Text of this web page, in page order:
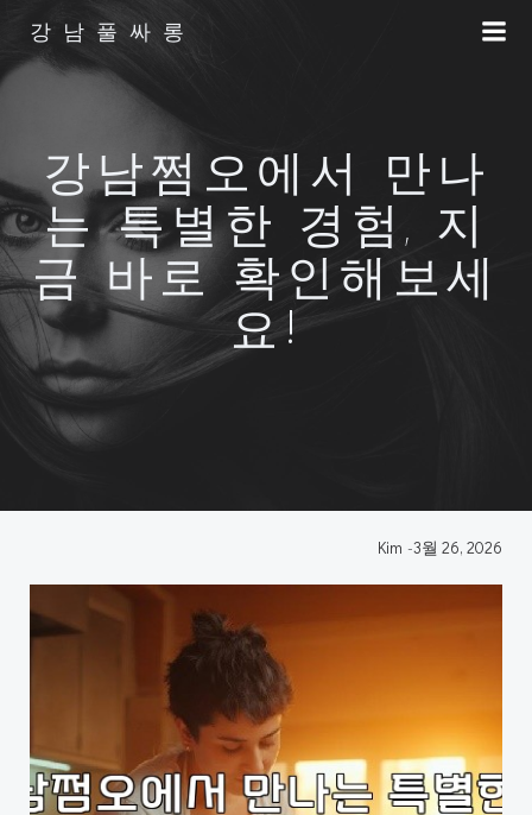
강남풀싸롱
강남쩜오에서 만나
는 특별한 경험, 지
금 바로 확인해보세
요!
Kim -3월 26, 2026